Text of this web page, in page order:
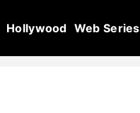
Hollywood Web Series